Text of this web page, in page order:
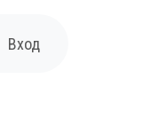
Вход